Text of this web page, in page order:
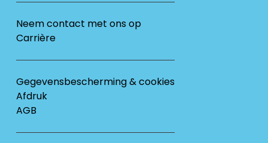
Neem contact met ons op
Carrière
Gegevensbescherming & cookies
Afdruk
AGB